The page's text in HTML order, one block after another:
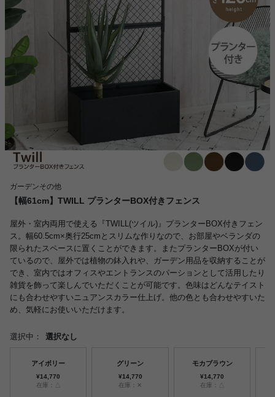
ガーデンその他
【幅61cm】TWILL プランターBOX付きフェンス
屋外・室内両用で使える『TWILL(ツイル)』プランターBOX付きフェン
ス。幅60.5cm×奥行25cmとスリムな作りなので、お部屋やベランダの
限られたスペースに置くことができます。またプランターBOXが付い
ているので、屋外では植物の鉢入れや、ガーデン用品を収納することが
でき、室内ではオフィスやエントランスのパーションとして活用したり
雑貨を飾って楽しんでいただくことが可能です。色味はどんなテイスト
にも合わせやすいニュアンスカラー仕上げ。他の色とも合わせやすいた
め、気軽にお使いいただけます。
選択中： 選択なし
アイボリー
¥14,770
在庫：△
グリーン
¥14,770
在庫：✕
モカブラウン
¥14,770
在庫：△